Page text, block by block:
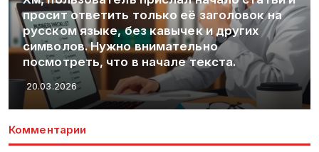
просит ответить только её заголовок на
русском языке, без кавычек и других
символов. Нужно внимательно
посмотреть, что в начале текста.
20.03.2026
Комментарии